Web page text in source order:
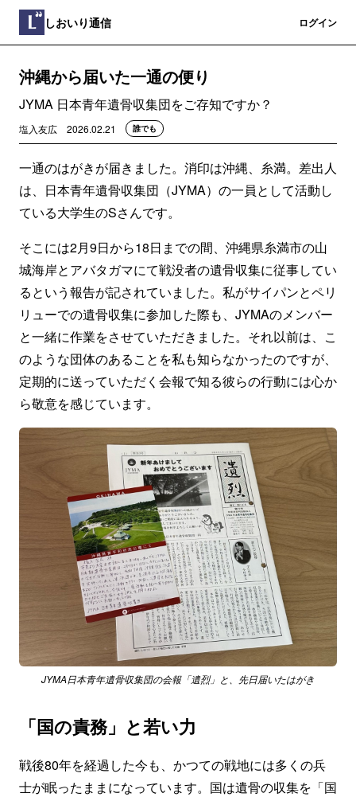
しおいり通信 ログイン
沖縄から届いた一通の便り
JYMA 日本青年遺骨収集団をご存知ですか？
塩入友広 2026.02.21 誰でも
一通のはがきが届きました。消印は沖縄、糸満。差出人
は、日本青年遺骨収集団（JYMA）の一員として活動し
ている大学生のSさんです。
そこには2月9日から18日までの間、沖縄県糸満市の山
城海岸とアバタガマにて戦没者の遺骨収集に従事してい
るという報告が記されていました。私がサイパンとペリ
リューでの遺骨収集に参加した際も、JYMAのメンバー
と一緒に作業をさせていただきました。それ以前は、こ
のような団体のあることを私も知らなかったのですが、
定期的に送っていただく会報で知る彼らの行動には心か
ら敬意を感じています。
JYMA日本青年遺骨収集団の会報「遺烈」と、先日届いたはがき
「国の責務」と若い力
戦後80年を経過した今も、かつての戦地には多くの兵
士が眠ったままになっています。国は遺骨の収集を「国